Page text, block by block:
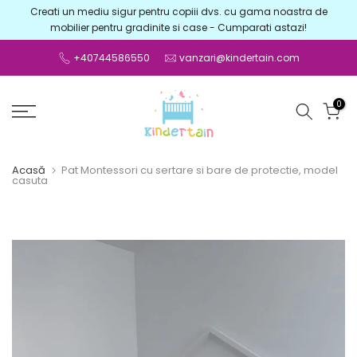
SariCreati un mediu sigur pentru copiii dvs. cu gama noastra de
mobilier pentru gradinite si case - Cumparati astazi!
+40744586550 vanzari@kindertain.com
0
Acasă Pat Montessori cu sertare si bare de protectie, model
casuta